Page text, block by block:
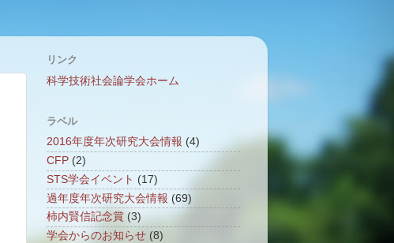
リンク
科学技術社会論学会ホーム
ラベル
2016年度年次研究大会情報 (4)
CFP (2)
STS学会イベント (17)
過年度年次研究大会情報 (69)
柿内賢信記念賞 (3)
学会からのお知らせ (8)